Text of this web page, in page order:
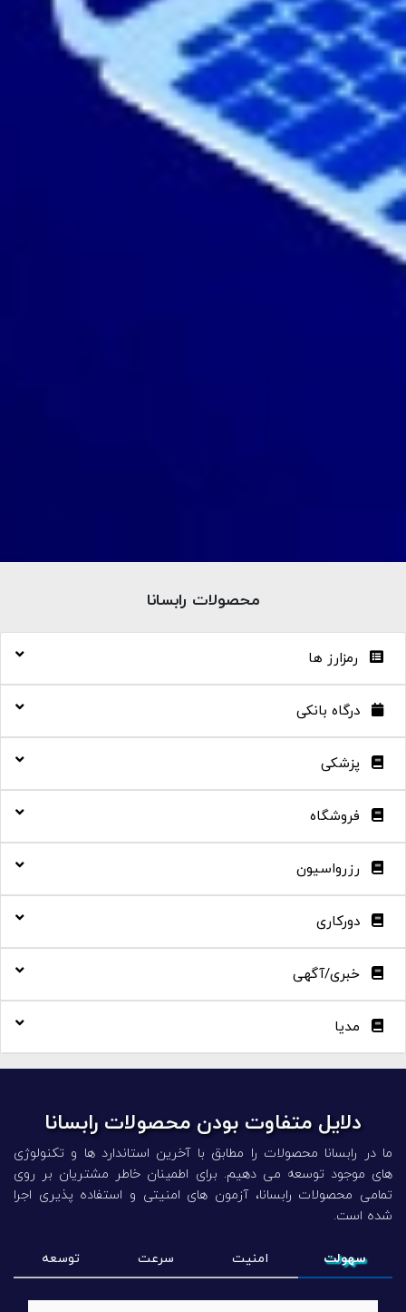
محصولات رابسانا
رمزارز ها
درگاه بانکی
پزشکی
فروشگاه
رزرواسیون
دورکاری
خبری/آگهی
مدیا
دلایل متفاوت بودن محصولات رابسانا
ما در رابسانا محصولات را مطابق با آخرین استاندارد ها و تکنولوژی
‌های موجود توسعه می دهیم. برای اطمینان خاطر مشتریان بر روی
تمامی محصولات رابسانا، آزمون های امنیتی و استفاده پذیری اجرا
شده است.
سهولت امنیت سرعت توسعه